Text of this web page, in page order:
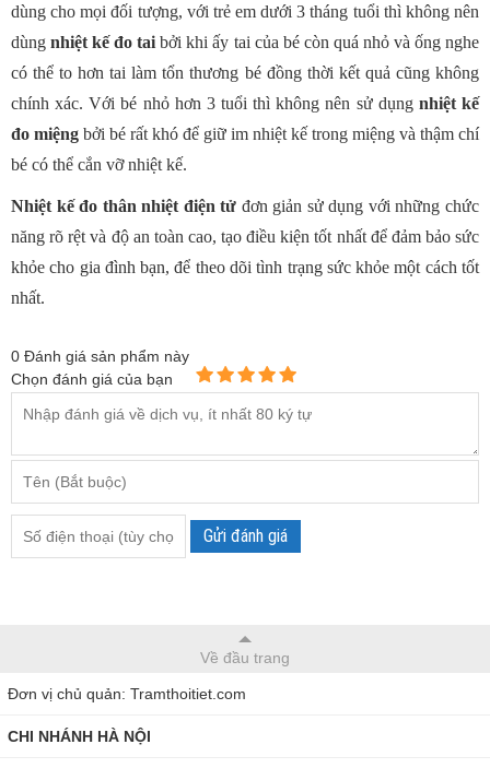
dùng cho mọi đối tượng, với trẻ em dưới 3 tháng tuổi thì không nên
dùngnhiệt kế đo tai bởi khi ấy tai của bé còn quá nhỏ và ống nghe
có thể to hơn tai làm tổn thương bé đồng thời kết quả cũng không
chính xác. Với bé nhỏ hơn 3 tuổi thì không nên sử dụng nhiệt kế
đo miệng bởi bé rất khó để giữ im nhiệt kế trong miệng và thậm chí
bé có thể cắn vỡ nhiệt kế.
Nhiệt kế đo thân nhiệt điện tử đơn giản sử dụng với những chức
năng rõ rệt và độ an toàn cao, tạo điều kiện tốt nhất để đảm bảo sức
khỏe cho gia đình bạn, để theo dõi tình trạng sức khỏe một cách tốt
nhất.
0 Đánh giá sản phẩm này
Chọn đánh giá của bạn
Gửi đánh giá
Về đầu trang
Đơn vị chủ quản: Tramthoitiet.com
CHI NHÁNH HÀ NỘI